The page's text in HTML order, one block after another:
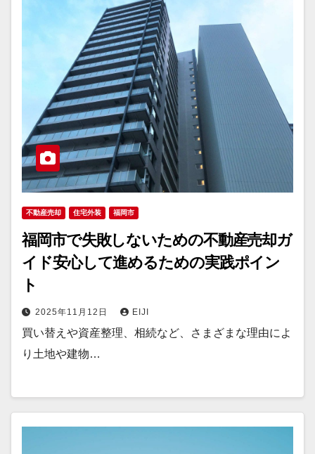
不動産売却 住宅外装 福岡市
福岡市で失敗しないための不動産売却ガ
イド安心して進めるための実践ポイン
ト
2025年11月12日 EIJI
買い替えや資産整理、相続など、さまざまな理由によ
り土地や建物…